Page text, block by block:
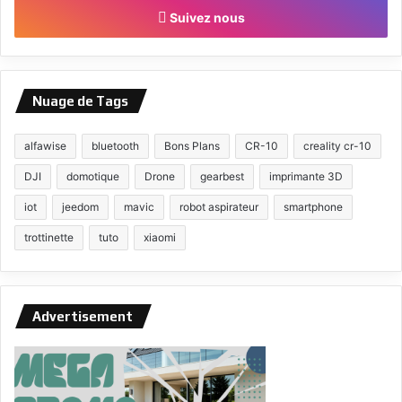
Suivez nous
Nuage de Tags
alfawise bluetooth Bons Plans CR-10 creality cr-10
DJI domotique Drone gearbest imprimante 3D
iot jeedom mavic robot aspirateur smartphone
trottinette tuto xiaomi
Advertisement